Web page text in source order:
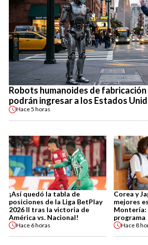
Robots humanoides de
podrán ingresar a los Estados
Hace5 horas
¡Así quedó la tabla de
posiciones de la Liga BetPlay
2026 II tras la victoria de
América vs. Nacional!
Hace 6 horas
Corea y
mejores
Montería:
programa
Hace8